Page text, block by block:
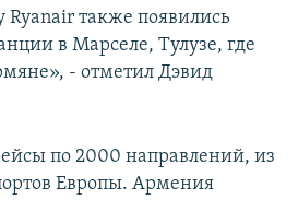
также появились
в Марселе, Тулузе, где
- отметил Дэвид
по 2000 направлений, из
Европы. Армения